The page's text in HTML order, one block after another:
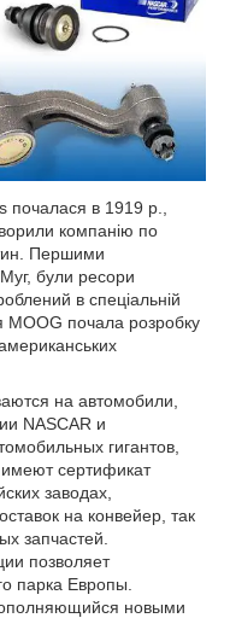
почалася в 1919 р.,
компанію по
Першими
були ресори
в спеціальній
MOOG почала розробку
на автомобили,
NASCAR и
гигантов,
сертификат
заводах,
на конвейер, так
запчастей.
позволяет
парка Европы.
новыми